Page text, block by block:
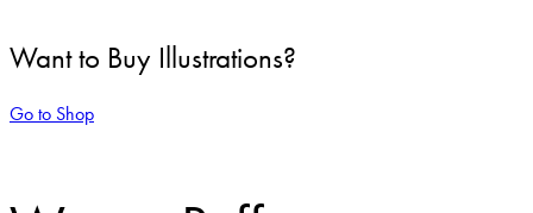
Want to Buy Illustrations?
Go to Shop